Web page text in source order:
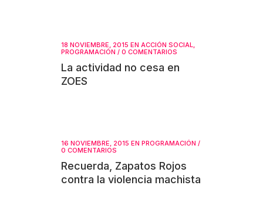
18 NOVIEMBRE, 2015 EN ACCIÓN SOCIAL,
PROGRAMACIÓN / 0 COMENTARIOS
La actividad no cesa en
ZOES
16 NOVIEMBRE, 2015 EN PROGRAMACIÓN /
0 COMENTARIOS
Recuerda, Zapatos Rojos
contra la violencia machista